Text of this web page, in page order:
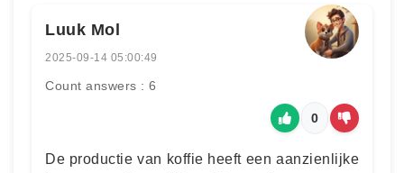
Luuk Mol
2025-09-14 05:00:49
Count answers : 6
0
De productie van koffie heeft een aanzienlijke